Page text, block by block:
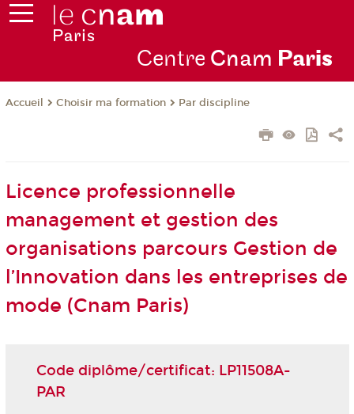
Centre Cnam Paris
Accueil Choisir ma formation Par discipline
Licence professionnelle
management et gestion des
organisations parcours Gestion de
l’Innovation dans les entreprises de
mode (Cnam Paris)
Code diplôme/certificat: LP11508A-
PAR